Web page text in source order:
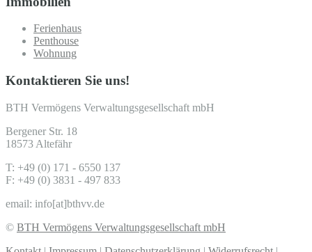
Ferienhaus
Penthouse
Wohnung
Kontaktieren Sie uns!
BTH Vermögens Verwaltungsgesellschaft mbH
Bergener Str. 18
18573 Altefähr
T: +49 (0) 171 - 6550 137
F: +49 (0) 3831 - 497 833
email: info[at]bthvv.de
© BTH Vermögens Verwaltungsgesellschaft mbH